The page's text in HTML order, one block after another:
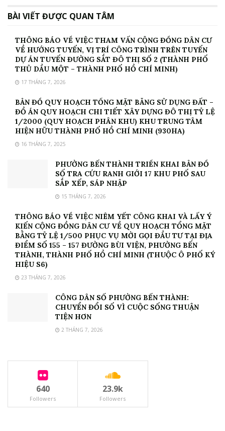
BÀI VIẾT ĐƯỢC QUAN TÂM
THÔNG BÁO VỀ VIỆC THAM VẤN CỘNG ĐỒNG DÂN CƯ
VỀ HƯỚNG TUYẾN, VỊ TRÍ CÔNG TRÌNH TRÊN TUYẾN
DỰ ÁN TUYẾN ĐƯỜNG SẮT ĐÔ THỊ SỐ 2 (THÀNH PHỐ
THỦ DẦU MỘT – THÀNH PHỐ HỒ CHÍ MINH)
17 THÁNG 7, 2026
BẢN ĐỒ QUY HOẠCH TỔNG MẶT BẰNG SỬ DỤNG ĐẤT –
ĐỒ ÁN QUY HOẠCH CHI TIẾT XÂY DỰNG ĐÔ THỊ TỶ LỆ
1/2000 (QUY HOẠCH PHÂN KHU) KHU TRUNG TÂM
HIỆN HỮU THÀNH PHỐ HỒ CHÍ MINH (930HA)
16 THÁNG 7, 2025
PHƯỜNG BẾN THÀNH TRIỂN KHAI BẢN ĐỒ
SỐ TRA CỨU RANH GIỚI 17 KHU PHỐ SAU
SẮP XẾP, SÁP NHẬP
15 THÁNG 7, 2026
THÔNG BÁO VỀ VIỆC NIÊM YẾT CÔNG KHAI VÀ LẤY Ý
KIẾN CỘNG ĐỒNG DÂN CƯ VỀ QUY HOẠCH TỔNG MẶT
BẰNG TỶ LỆ 1/500 PHỤC VỤ MỜI GỌI ĐẦU TƯ TẠI ĐỊA
ĐIỂM SỐ 155 – 157 ĐƯỜNG BÙI VIỆN, PHƯỜNG BẾN
THÀNH, THÀNH PHỐ HỒ CHÍ MINH (THUỘC Ô PHỐ KÝ
HIỆU S6)
23 THÁNG 7, 2026
CÔNG DÂN SỐ PHƯỜNG BẾN THÀNH:
CHUYỂN ĐỔI SỐ VÌ CUỘC SỐNG THUẬN
TIỆN HƠN
2 THÁNG 7, 2026
640
Followers
23.9k
Followers